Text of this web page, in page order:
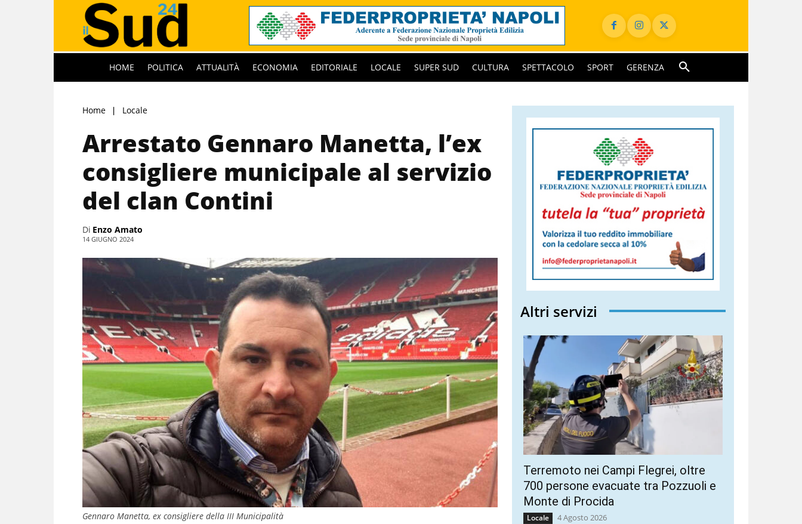
HOME POLITICA ATTUALITÀ ECONOMIA EDITORIALE LOCALE SUPER SUD CULTURA SPETTACOLO SPORT GERENZA
Home Locale
Arrestato Gennaro Manetta, l’ex
consigliere municipale al servizio
del clan Contini
Di Enzo Amato
14 GIUGNO 2024
Gennaro Manetta, ex consigliere della III Municipalità
Altri servizi
Terremoto nei Campi Flegrei, oltre
700 persone evacuate tra Pozzuoli e
Monte di Procida
Locale 4 Agosto 2026